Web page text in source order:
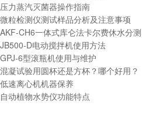
压力蒸汽灭菌器操作指南
微粒检测仪测试样品分析及注意事项
JB500-D电动搅拌机使用方法
GPJ-6型滚瓶机使用与维护
混凝试验用圆杯还是方杯？哪个好用？
低速离心机机器保养
自动植物水势仪功能特点